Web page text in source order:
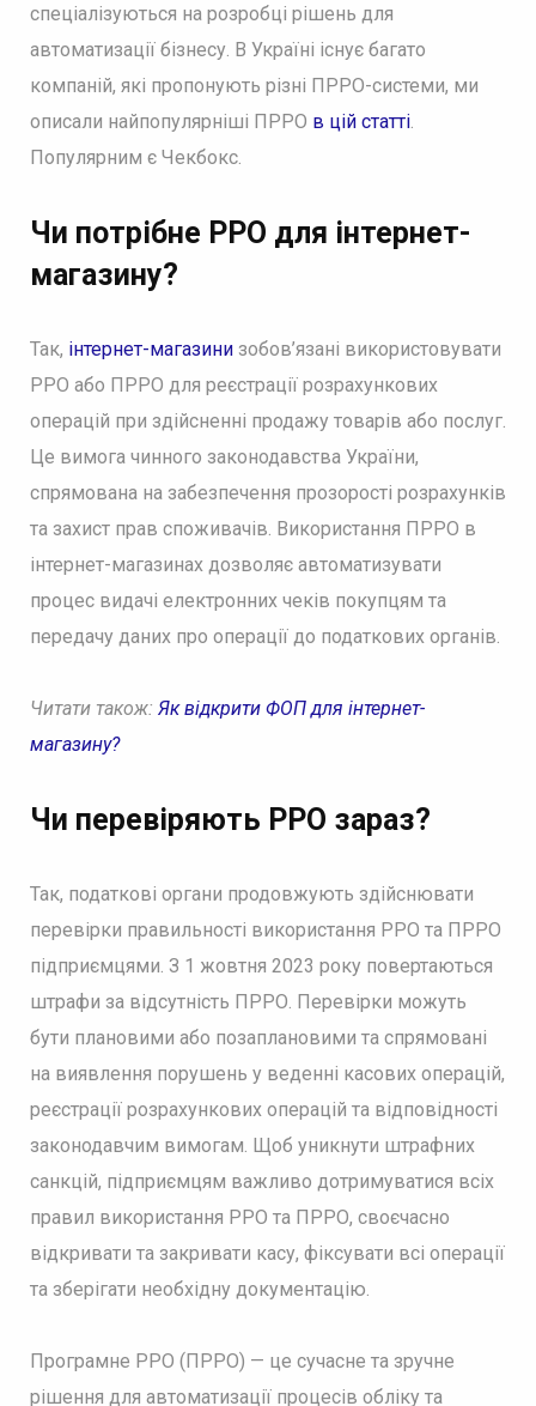
спеціалізуються на розробці рішень для
автоматизації бізнесу. В Україні існує багато
компаній, які пропонують різні ПРРО-системи, ми
описали найпопулярніші ПРРО в цій статті.
Популярним є Чекбокс.
Чи потрібне РРО для інтернет-
магазину?
Так, інтернет-магазинизобов’язані використовувати
РРО або ПРРО для реєстрації розрахункових
операцій при здійсненні продажу товарів або послуг.
Це вимога чинного законодавства України,
спрямована на забезпечення прозорості розрахунків
та захист прав споживачів. Використання ПРРО в
інтернет-магазинах дозволяє автоматизувати
процес видачі електронних чеків покупцям та
передачу даних про операції до податкових органів.
Читати також: Як відкрити ФОП для інтернет-
магазину?
Чи перевіряють РРО зараз?
Так, податкові органи продовжують здійснювати
перевірки правильності використання РРО та ПРРО
підприємцями. З 1 жовтня 2023 року повертаються
штрафи за відсутність ПРРО. Перевірки можуть
бути плановими або позаплановими та спрямовані
на виявлення порушень у веденні касових операцій,
реєстрації розрахункових операцій та відповідності
законодавчим вимогам. Щоб уникнути штрафних
санкцій, підприємцям важливо дотримуватися всіх
правил використання РРО та ПРРО, своєчасно
відкривати та закривати касу, фіксувати всі операції
та зберігати необхідну документацію.
Програмне РРО (ПРРО) — це сучасне та зручне
рішення для автоматизації процесів обліку та